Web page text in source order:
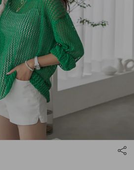
오늘출발 시즌오프 1+1 기획